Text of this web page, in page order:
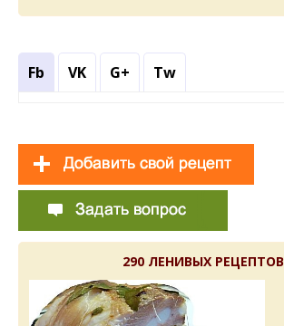
Fb VK G+ Tw
290 ЛЕНИВЫХ РЕЦЕПТОВ